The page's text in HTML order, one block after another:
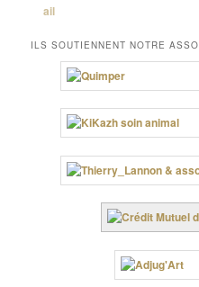
ILS SOUTIENNENT NOTRE